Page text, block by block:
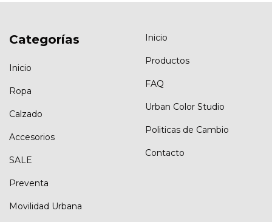
Categorías
Inicio
Ropa
Calzado
Accesorios
SALE
Preventa
Movilidad Urbana
Inicio
Productos
FAQ
Urban Color Studio
Politicas de Cambio
Contacto